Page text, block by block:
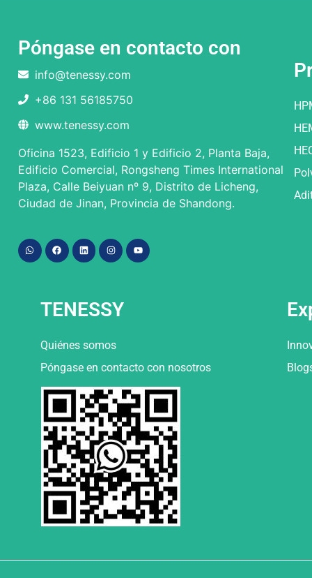
Póngase en contacto con
info@tenessy.com
+86 131 56185750
www.tenessy.com
Oficina 1523, Edificio 1 y Edificio 2, Planta Baja,
Edificio Comercial, Rongsheng Times International
Plaza, Calle Beiyuan nº 9, Distrito de Licheng,
Ciudad de Jinan, Provincia de Shandong.
TENESSY
Quiénes somos
Póngase en contacto con nosotros